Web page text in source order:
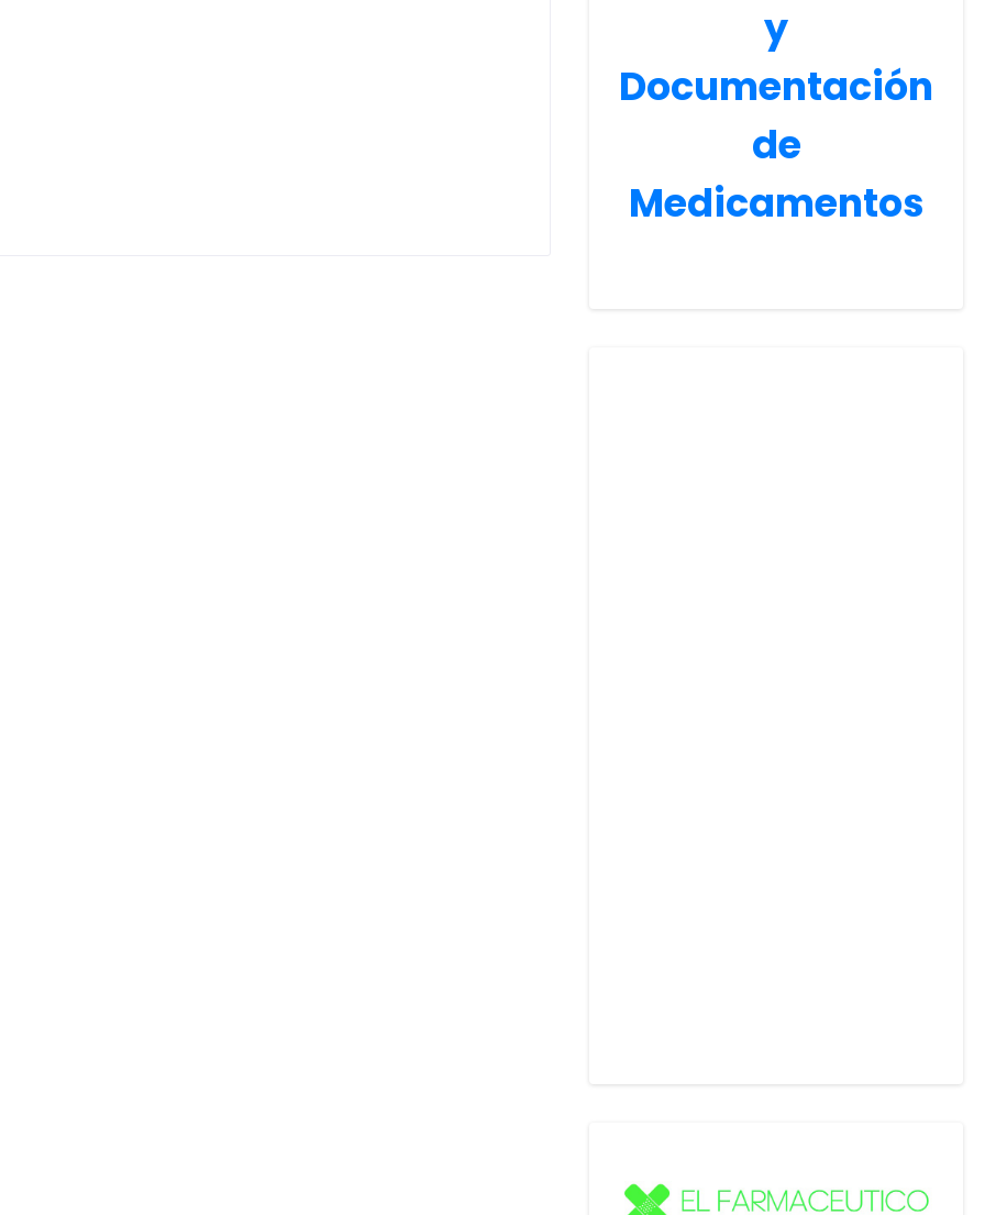
y
Documentación
de
Medicamentos